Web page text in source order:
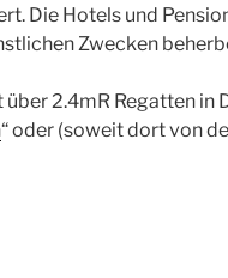
Die Hotels und
Zwecken
2.4mR Regatten in
“ oder (soweit dort von